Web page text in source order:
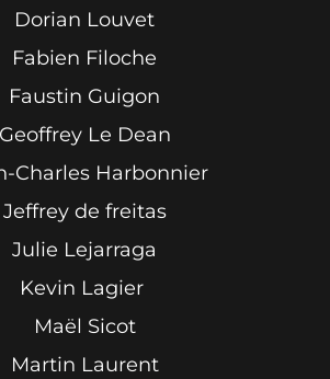
Dorian Louvet
Fabien Filoche
Faustin Guigon
Geoffrey Le Dean
Charles Harbonnier
Jeffrey de freitas
Julie Lejarraga
Kevin Lagier
Maël Sicot
Martin Laurent